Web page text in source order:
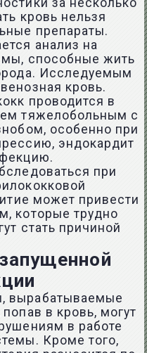
кровь нельзя
препараты.
анализ на
способные жить
Исследуемым
кровь.
проводится в
тяжелобольным с
особенно при
эндокардит
при
может привести
которые трудно
стать причиной
вырабатываемые
в кровь, могут
в работе
Кроме того,